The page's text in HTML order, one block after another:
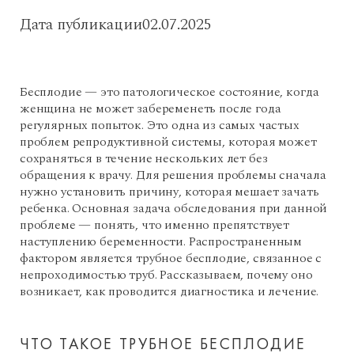
Дата публикации02.07.2025
Бесплодие — это патологическое состояние, когда
женщина не может забеременеть после года
регулярных попыток. Это одна из самых частых
проблем репродуктивной системы, которая может
сохраняться в течение нескольких лет без
обращения к врачу. Для решения проблемы сначала
нужно установить причину, которая мешает зачать
ребенка. Основная задача обследования при данной
проблеме — понять, что именно препятствует
наступлению беременности. Распространенным
фактором является трубное бесплодие, связанное с
непроходимостью труб. Рассказываем, почему оно
возникает, как проводится диагностика и лечение.
ЧТО ТАКОЕ ТРУБНОЕ БЕСПЛОДИЕ